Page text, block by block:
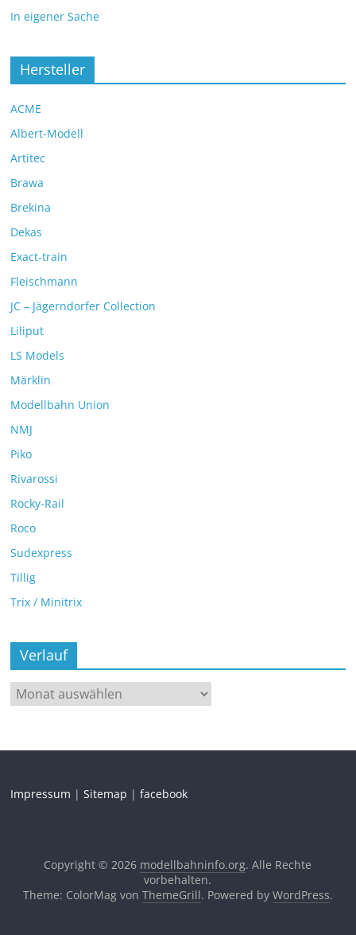
In eigener Sache
Hersteller
ACME
Albert-Modell
Artitec
Brawa
Brekina
Dekas
Exact-train
Fleischmann
JC – Jägerndorfer Collection
Liliput
LS Models
Märklin
Modellbahn Union
NMJ
Piko
Rivarossi
Rocky-Rail
Roco
Sudexpress
Tillig
Trix / Minitrix
Verlauf
Impressum |Sitemap |facebook
Copyright © 2026 modellbahninfo.org. Alle Rechte
vorbehalten.
Theme: ColorMag von ThemeGrill. Powered by WordPress.